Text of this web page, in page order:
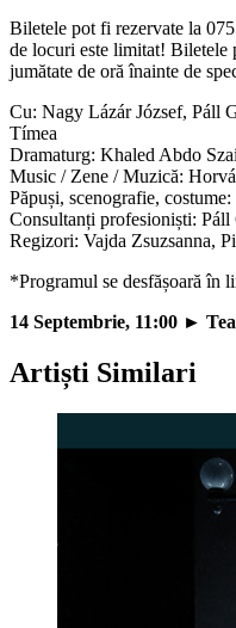
Biletele pot fi rezervate la
de locuri este limitat! Biletele
jumătate de oră înainte de
Cu: Nagy Lázár József, Páll
Tímea
Dramaturg: Khaled Abdo
Music / Zene / Muzică:
Păpuși, scenografie,
Consultanți profesioniști:
Regizori: Vajda Zsuzsanna,
*Programul se desfășoară în
14 Septembrie, 11:00 ►
Artiști Similari